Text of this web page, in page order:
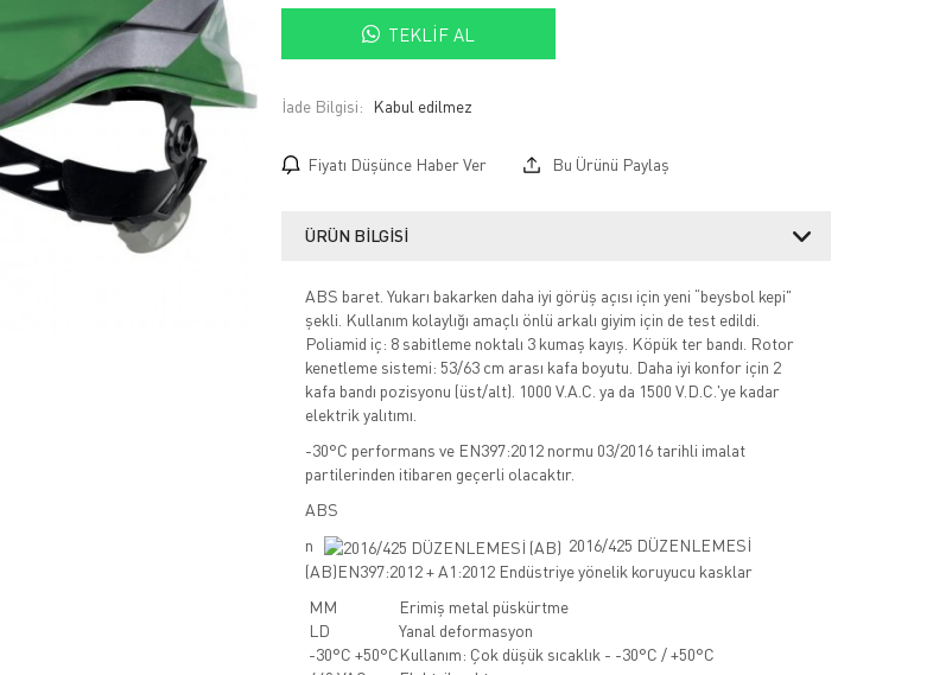
TEKLIF AL
İade Bilgisi:
Fiyatı Düşünce Haber Ver Bu Ürünü Paylaş
ÜRÜN BILGISI
ABS baret. Yukarı bakarken daha iyi görüş açısı için yeni “beysbol kepi"
şekli. Kullanım kolaylığı amaçlı önlü arkalı giyim için de test edildi.
Poliamid iç: 8 sabitleme noktalı 3 kumaş kayış. Köpük ter bandı. Rotor
kenetleme sistemi: 53/63 cm arası kafa boyutu. Daha iyi konfor için 2
kafa bandı pozisyonu (üst/alt). 1000 V.A.C. ya da 1500 V.D.C.'ye kadar
elektrik yalıtımı.
-30°C performans ve EN397:2012 normu 03/2016 tarihli imalat
partilerinden itibaren geçerli olacaktır.
ABS
n
2016/425 DÜZENLEMESİ
(AB)EN397:2012 + A1:2012 Endüstriye yönelik koruyucu kasklar
MM
Erimiş metal püskürtme
LD
Yanal deformasyon
-30°C +50°CKullanım: Çok düşük sıcaklık - -30°C / +50°C